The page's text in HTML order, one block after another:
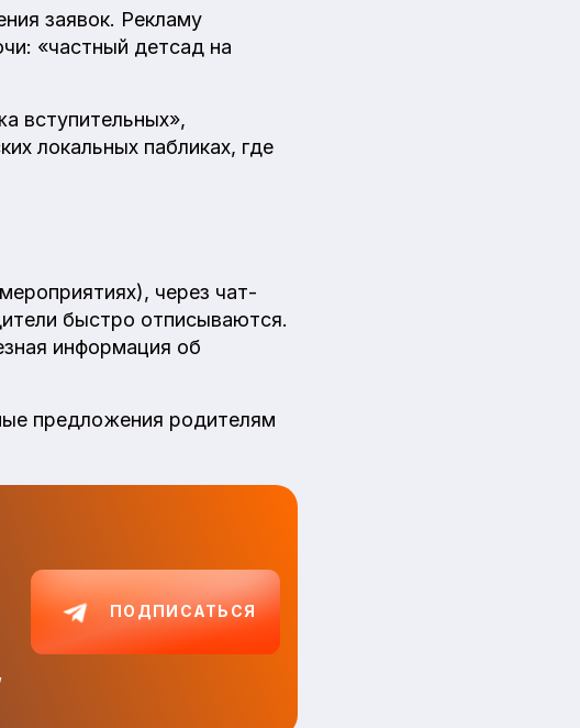
заявок. Рекламу
«частный детсад на
вступительных»,
локальных пабликах, где
через чат-
быстро отписываются.
информация об
предложения родителям
ПОДПИСАТЬСЯ